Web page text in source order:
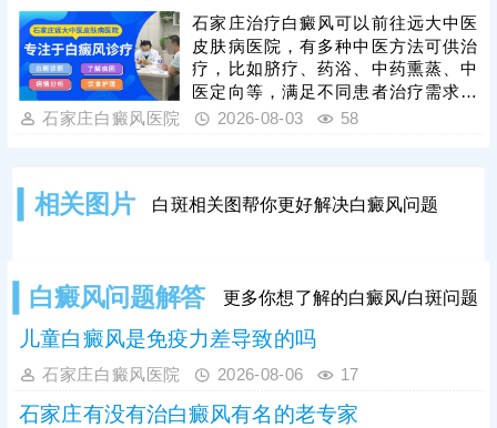
方案，从发病根源修复受损黑色素细
胞，全程落实系统化抗复发巩固疗
程，白斑复色后依旧跟进维稳治疗，
杜绝因过早停药造成白斑反弹。同时
医护全程指导日常护理保健，叮嘱防
晒、规避外伤、规律作息饮食，减少
石家庄治疗白癜风可以前往远大中医
皮肤病医院，有多种中医方法可供治
疗，比如脐疗、药浴、中药熏蒸、中
医定向等，满足不同患者治疗需求。
其次，医院治皮肤白斑讲究辨证论
灶。医院治白癜风期间中西结合，两
石家庄白癜风医院 2026-08-03 58
相关图片 白斑相关图帮你更好解决白癜风问题
白癜风问题解答 更多你想了解的白癜风/白斑问题
儿童白癜风是免疫力差导致的吗
石家庄白癜风医院 2026-08-06 17
石家庄有没有治白癜风有名的老专家